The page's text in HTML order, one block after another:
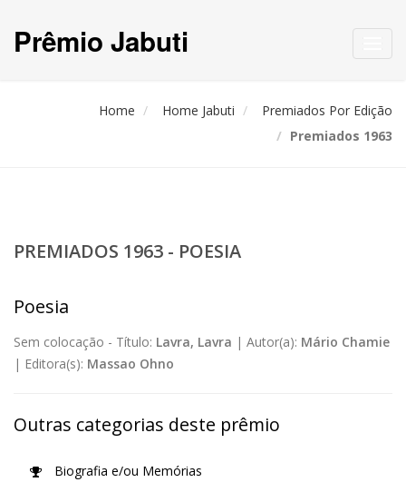
Prêmio Jabuti
Home Home Jabuti
Premiados Por Edição
Premiados 1963
PREMIADOS 1963 - POESIA
Poesia
Sem colocação - Título: Lavra, Lavra | Autor(a): Mário Chamie
| Editora(s): Massao Ohno
Outras categorias deste prêmio
Biografia e/ou Memórias